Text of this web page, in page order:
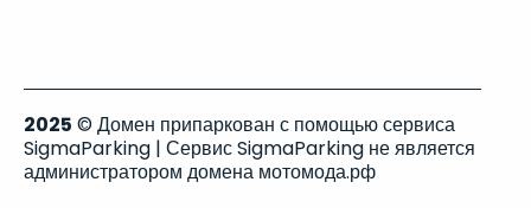
2025 © Домен припаркован с помощью сервиса
SigmaParking | Сервис SigmaParking не является
администратором домена мотомода.рф